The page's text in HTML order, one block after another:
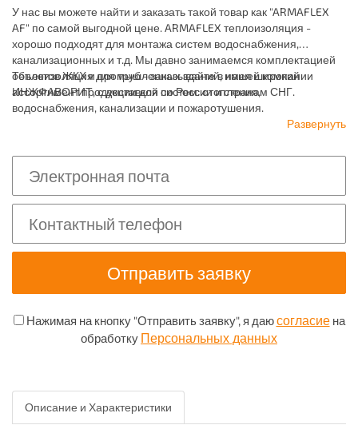
У нас вы можете найти и заказать такой товар как "ARMAFLEX
AF" по самой выгодной цене. ARMAFLEX теплоизоляция -
хорошо подходят для монтажа систем водоснабжения,
канализационных и т.д. Мы давно занимаемся комплектацией
объектов ЖКХ и промышленных зданий, имея широкий
ассортимент продукции для систем: отопления,
водоснабжения, канализации и пожаротушения.
Теплоизоляция для труб - заказывайте в нашей компании
ИНЖФАВОРИТ, с доставкой по России и странам СНГ.
Развернуть
Нажимая на кнопку "Отправить заявку", я даюсогласиена
обработку Персональных данных
Описание и Характеристики